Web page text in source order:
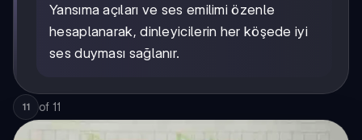
Yansıma açıları ve ses emilimi özenle
hesaplanarak, dinleyicilerin her köşede iyi
ses duyması sağlanır.
11 of 11